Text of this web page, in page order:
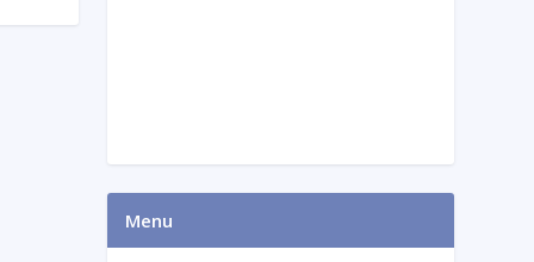
Menu